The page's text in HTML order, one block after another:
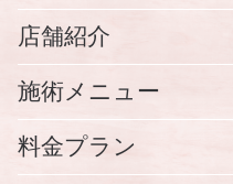
店舗紹介
施術メニュー
料金プラン